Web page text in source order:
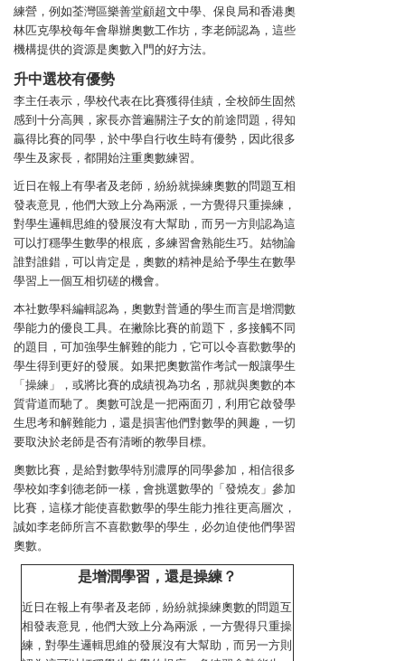
練營，例如荃灣區樂善堂顧超文中學、保良局和香港奧
林匹克學校每年會舉辦奧數工作坊，李老師認為，這些
機構提供的資源是奧數入門的好方法。
升中選校有優勢
李主任表示，學校代表在比賽獲得佳績，全校師生固然
感到十分高興，家長亦普遍關注子女的前途問題，得知
贏得比賽的同學，於中學自行收生時有優勢，因此很多
學生及家長，都開始注重奧數練習。
近日在報上有學者及老師，紛紛就操練奧數的問題互相
發表意見，他們大致上分為兩派，一方覺得只重操練，
對學生邏輯思維的發展沒有大幫助，而另一方則認為這
可以打穩學生數學的根底，多練習會熟能生巧。姑物論
誰對誰錯，可以肯定是，奧數的精神是給予學生在數學
學習上一個互相切磋的機會。
本社數學科編輯認為，奧數對普通的學生而言是增潤數
學能力的優良工具。在撇除比賽的前題下，多接觸不同
的題目，可加強學生解難的能力，它可以令喜歡數學的
學生得到更好的發展。如果把奧數當作考試一般讓學生
「操練」，或將比賽的成績視為功名，那就與奧數的本
質背道而馳了。奧數可說是一把兩面刃，利用它啟發學
生思考和解難能力，還是損害他們對數學的興趣，一切
要取決於老師是否有清晰的教學目標。
奧數比賽，是給對數學特別濃厚的同學參加，相信很多
學校如李釗德老師一樣，會挑選數學的「發燒友」參加
比賽，這樣才能使喜歡數學的學生能力推往更高層次，
誠如李老師所言不喜歡數學的學生，必勿迫使他們學習
奧數。
是增潤學習，還是操練？
近日在報上有學者及老師，紛紛就操練奧數的問題互
相發表意見，他們大致上分為兩派，一方覺得只重操
練，對學生邏輯思維的發展沒有大幫助，而另一方則